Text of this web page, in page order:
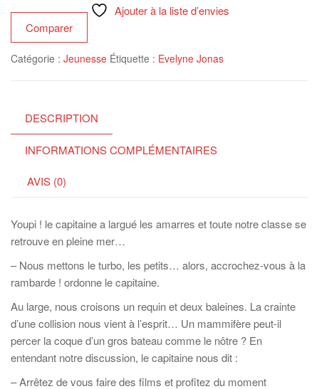
de
l'île
mystérieuse
Ajouter à la liste d’envies
Comparer
Catégorie : Jeunesse Étiquette : Evelyne Jonas
DESCRIPTION
INFORMATIONS COMPLÉMENTAIRES
AVIS (0)
Youpi ! le capitaine a largué les amarres et toute notre classe se
retrouve en pleine mer…
– Nous mettons le turbo, les petits… alors, accrochez-vous à la
rambarde ! ordonne le capitaine.
Au large, nous croisons un requin et deux baleines. La crainte
d’une collision nous vient à l’esprit… Un mammifère peut-il
percer la coque d’un gros bateau comme le nôtre ? En
entendant notre discussion, le capitaine nous dit :
– Arrêtez de vous faire des films et profitez du moment